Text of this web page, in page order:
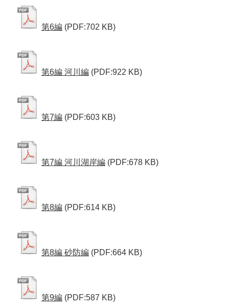
第6編 (PDF:702 KB)
第6編 河川編 (PDF:922 KB)
第7編 (PDF:603 KB)
第7編 河川湖岸編 (PDF:678 KB)
第8編 (PDF:614 KB)
第8編 砂防編 (PDF:664 KB)
第9編 (PDF:587 KB)